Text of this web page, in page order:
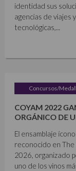
identidad sus
agencias de viajes
tecnológicas,...
Concursos/
COYAM 2022
ORGÁNICO DE
El ensamblaje
reconocido en The
2026, organizado
uno de los vinos